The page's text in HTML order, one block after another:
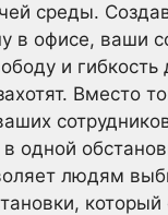
среды.
в офисе, ваши
и гибкость
Вместо
одной
людям